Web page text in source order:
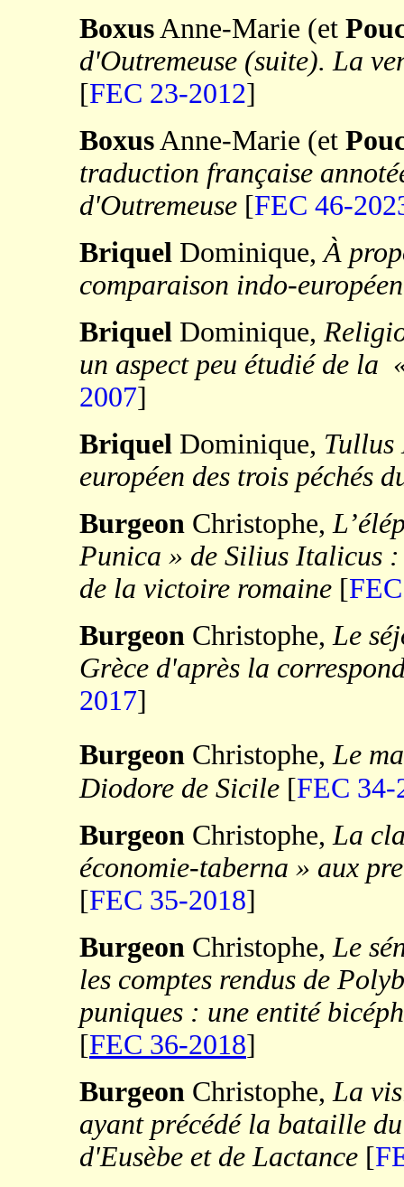
BoxusAnne-Marie (et
d'Outremeuse (suite). La
[FEC 23-2012]
BoxusAnne-Marie (et
traduction française
d'Outremeuse [FEC 46-
Briquel Dominique, À
comparaison indo-
Briquel Dominique,
un aspect peu étudié de la
2007]
Briquel Dominique, Tullus
européen des trois péchés
Burgeon Christophe,
Punica » de Silius Italicus
de la victoire romaine [
Burgeon Christophe,Le
Grèce d'après la
2017]
Burgeon Christophe,Le
Diodore de Sicile [FEC 34-
Burgeon Christophe,La
économie-taberna » aux
[FEC 35-2018]
Burgeon Christophe,Le
les comptes rendus de
puniques : une entité
[FEC 36-2018]
Burgeon Christophe,La
ayant précédé la bataille
d'Eusèbe et de Lactance [